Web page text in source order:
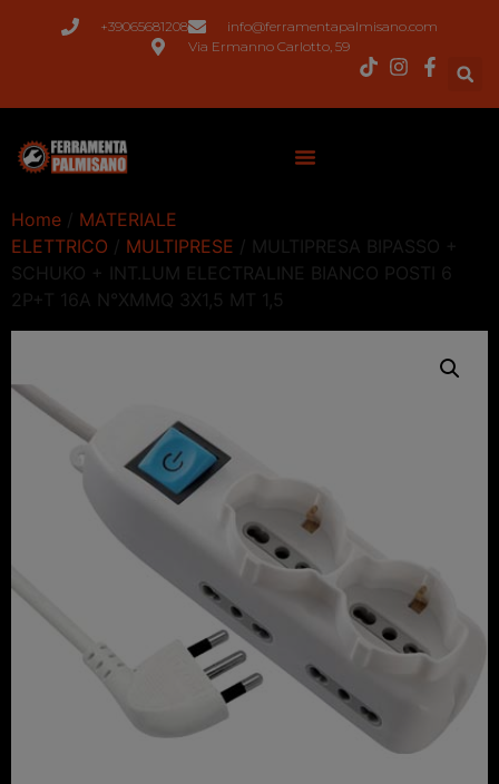
+39065681208
info@ferramentapalmisano.com
Via Ermanno Carlotto, 59
Home / MATERIALE
ELETTRICO / MULTIPRESE / MULTIPRESA BIPASSO +
SCHUKO + INT.LUM ELECTRALINE BIANCO POSTI 6
2P+T 16A N°XMMQ 3X1,5 MT 1,5